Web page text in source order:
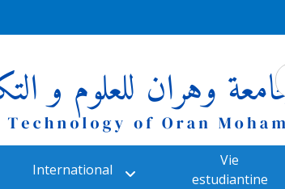
International
Vie
estudiantine